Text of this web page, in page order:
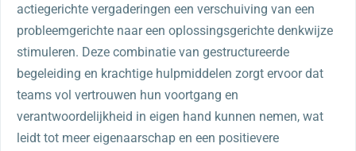
actiegerichte vergaderingen een verschuiving van een
probleemgerichte naar een oplossingsgerichte denkwijze
stimuleren. Deze combinatie van gestructureerde
begeleiding en krachtige hulpmiddelen zorgt ervoor dat
teams vol vertrouwen hun voortgang en
verantwoordelijkheid in eigen hand kunnen nemen, wat
leidt tot meer eigenaarschap en een positievere